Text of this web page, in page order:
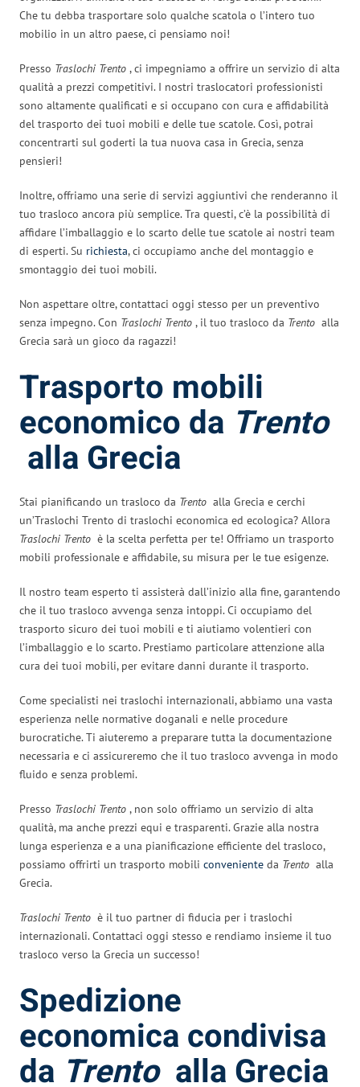
Che tu debba trasportare solo qualche scatola o l’intero tuo
mobilio in un altro paese, ci pensiamo noi!
Presso Traslochi Trento , ci impegniamo a offrire un servizio di alta
qualità a prezzi competitivi. I nostri traslocatori professionisti
sono altamente qualificati e si occupano con cura e affidabilità
del trasporto dei tuoi mobili e delle tue scatole. Così, potrai
concentrarti sul goderti la tua nuova casa in Grecia, senza
pensieri!
Inoltre, offriamo una serie di servizi aggiuntivi che renderanno il
tuo trasloco ancora più semplice. Tra questi, c’è la possibilità di
affidare l’imballaggio e lo scarto delle tue scatole ai nostri team
di esperti. Su richiesta, ci occupiamo anche del montaggio e
smontaggio dei tuoi mobili.
Non aspettare oltre, contattaci oggi stesso per un preventivo
senza impegno. Con Traslochi Trento , il tuo trasloco da Trento alla
Grecia sarà un gioco da ragazzi!
Trasporto mobili
economico da Trento
alla Grecia
Stai pianificando un trasloco da Trento alla Grecia e cerchi
un’Traslochi Trento di traslochi economica ed ecologica? Allora
Traslochi Trento è la scelta perfetta per te! Offriamo un trasporto
mobili professionale e affidabile, su misura per le tue esigenze.
Il nostro team esperto ti assisterà dall’inizio alla fine, garantendo
che il tuo trasloco avvenga senza intoppi. Ci occupiamo del
trasporto sicuro dei tuoi mobili e ti aiutiamo volentieri con
l’imballaggio e lo scarto. Prestiamo particolare attenzione alla
cura dei tuoi mobili, per evitare danni durante il trasporto.
Come specialisti nei traslochi internazionali, abbiamo una vasta
esperienza nelle normative doganali e nelle procedure
burocratiche. Ti aiuteremo a preparare tutta la documentazione
necessaria e ci assicureremo che il tuo trasloco avvenga in modo
fluido e senza problemi.
Presso Traslochi Trento , non solo offriamo un servizio di alta
qualità, ma anche prezzi equi e trasparenti. Grazie alla nostra
lunga esperienza e a una pianificazione efficiente del trasloco,
possiamo offrirti un trasporto mobili conveniente da Trento alla
Grecia.
Traslochi Trento è il tuo partner di fiducia per i traslochi
internazionali. Contattaci oggi stesso e rendiamo insieme il tuo
trasloco verso la Grecia un successo!
Spedizione
economica condivisa
da Trento alla Grecia